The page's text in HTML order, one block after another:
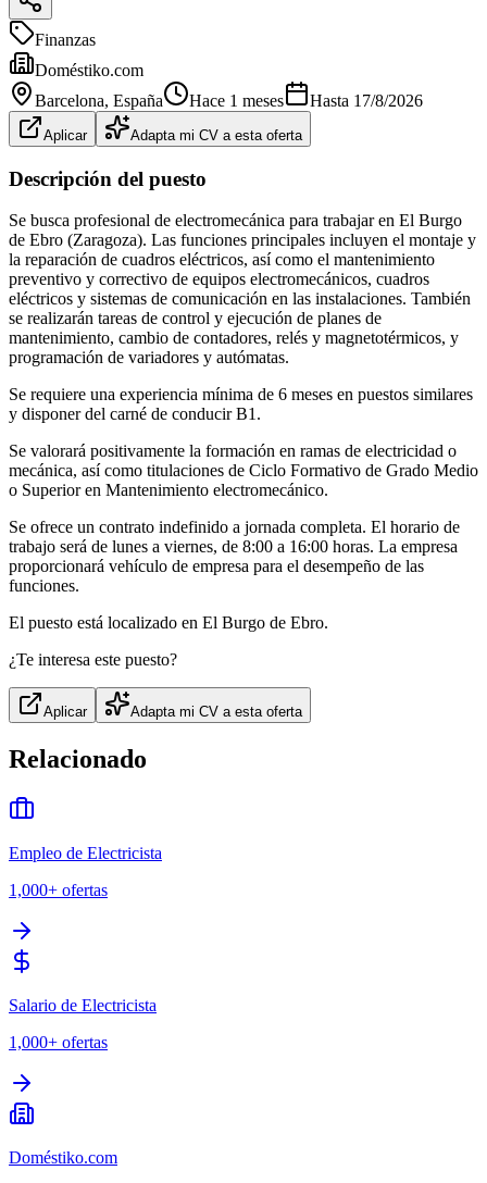
Finanzas
Doméstiko.com
Barcelona, España Hace 1 meses Hasta 17/8/2026
Aplicar Adapta mi CV a esta oferta
Descripción del puesto
Se busca profesional de electromecánica para trabajar en El Burgo
de Ebro (Zaragoza). Las funciones principales incluyen el montaje y
la reparación de cuadros eléctricos, así como el mantenimiento
preventivo y correctivo de equipos electromecánicos, cuadros
eléctricos y sistemas de comunicación en las instalaciones. También
se realizarán tareas de control y ejecución de planes de
mantenimiento, cambio de contadores, relés y magnetotérmicos, y
programación de variadores y autómatas.
Se requiere una experiencia mínima de 6 meses en puestos similares
y disponer del carné de conducir B1.
Se valorará positivamente la formación en ramas de electricidad o
mecánica, así como titulaciones de Ciclo Formativo de Grado Medio
o Superior en Mantenimiento electromecánico.
Se ofrece un contrato indefinido a jornada completa. El horario de
trabajo será de lunes a viernes, de 8:00 a 16:00 horas. La empresa
proporcionará vehículo de empresa para el desempeño de las
funciones.
El puesto está localizado en El Burgo de Ebro.
¿Te interesa este puesto?
Aplicar Adapta mi CV a esta oferta
Relacionado
Empleo de Electricista
1,000+ ofertas
Salario de Electricista
1,000+ ofertas
Doméstiko.com